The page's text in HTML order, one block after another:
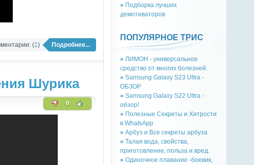
Подробнее...
(1)
Шурика
0
» Подборка лучших
демотиваторов
ПОПУЛЯРНОЕ ТРИС
» ЛИМОН - универсальное
средство от многих болезней.
» Samsung Galaxy S23 Ultra -
ОБЗОР
» Samsung Galaxy S22 Ultra -
обзор!
» Полезные Секреты и Хитрости
в WhatsApp
» Арбуз и Все секреты арбуза
» Талая вода, свойства,
приготовление, польза и вред.
» Одиночное плавание -боевик,